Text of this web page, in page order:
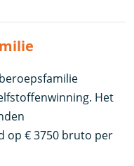
Het
op € 3750 bruto per